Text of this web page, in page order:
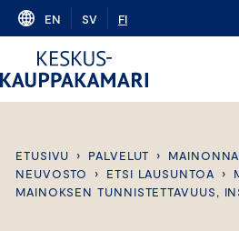
Skip
content
EN SV FI
ETUSIVU › PALVELUT ›
NEUVOSTO
› ETSI LAUSUNTOA ›
MAINOKSEN TUNNISTETTAVUUS,